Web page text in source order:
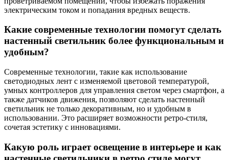
электрическим током и попадания вредных веществ.
Какие современные технологии помогут сделать
настенный светильник более функциональным и
удобным?
Современные технологии, такие как использование
светодиодных лент с изменяемой цветовой температурой,
умных контроллеров для управления светом через смартфон, а
также датчиков движения, позволяют сделать настенный
светильник не только декоративным, но и удобным в
использовании. Это расширяет возможности ретро-стиля,
сочетая эстетику с инновациями.
Какую роль играет освещение в интерьере и как